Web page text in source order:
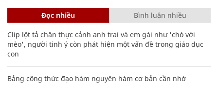
Đọc nhiều Bình luận nhiều
Clip lột tả chân thực cảnh anh trai và em gái như 'chó với
mèo', người tinh ý còn phát hiện một vấn đề trong giáo dục
con
Bảng công thức đạo hàm nguyên hàm cơ bản cần nhớ